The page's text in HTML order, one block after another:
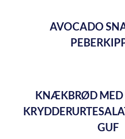
AVOCADO
KNÆKBRØD MED
GUF